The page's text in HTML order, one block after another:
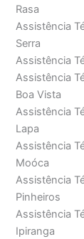
Rasa
Assistência
Serra
Assistência
Assistência
Boa Vista
Assistência
Lapa
Assistência
Moóca
Assistência
Pinheiros
Assistência
Ipiranga